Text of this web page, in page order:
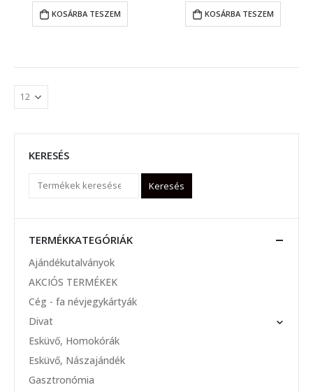
KOSÁRBA TESZEM KOSÁRBA TESZEM
KERESÉS
Keresés
TERMÉKKATEGÓRIÁK
Ajándékutalványok
AKCIÓS TERMÉKEK
Cég - fa névjegykártyák
Divat
Esküvő, Homokórák
Esküvő, Nászajándék
Gasztronómia